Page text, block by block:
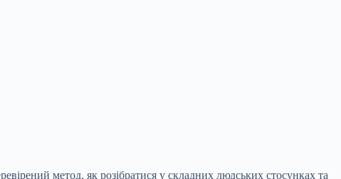
метод, як розібратися у складних людських стосунках та